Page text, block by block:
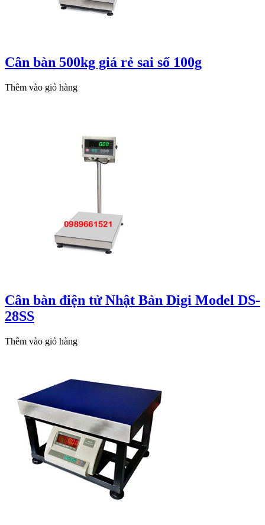
Cân bàn 500kg giá rẻ sai số 100g
Thêm vào giỏ hàng
Cân bàn điện tử Nhật Bản Digi Model DS-
28SS
Thêm vào giỏ hàng